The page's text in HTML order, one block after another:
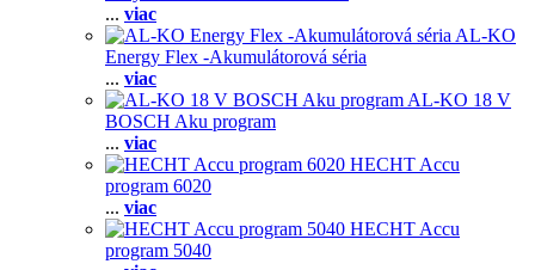
... viac
AL-KO
Energy Flex -Akumulátorová séria
... viac
AL-KO 18 V
BOSCH Aku program
... viac
HECHT Accu
program 6020
... viac
HECHT Accu
program 5040